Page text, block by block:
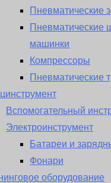
Пневматические
Пневматические
машинки
Компрессоры
Пневматические
Вспомогательный
Электроинструмент
Батареи и
Фонари
оборудование